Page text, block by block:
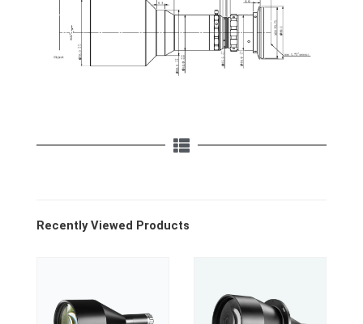
Recently Viewed Products